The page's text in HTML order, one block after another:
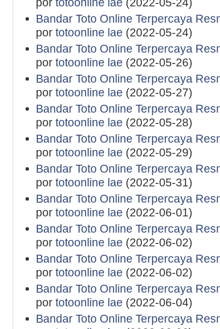
Bandar Toto Online Terpercaya
por totoonline lae (2022-05-24)
Bandar Toto Online Terpercaya
por totoonline lae (2022-05-26)
Bandar Toto Online Terpercaya
por totoonline lae (2022-05-27)
Bandar Toto Online Terpercaya
por totoonline lae (2022-05-28)
Bandar Toto Online Terpercaya
por totoonline lae (2022-05-29)
Bandar Toto Online Terpercaya
por totoonline lae (2022-05-31)
Bandar Toto Online Terpercaya
por totoonline lae (2022-06-01)
Bandar Toto Online Terpercaya
por totoonline lae (2022-06-02)
Bandar Toto Online Terpercaya
por totoonline lae (2022-06-02)
Bandar Toto Online Terpercaya
por totoonline lae (2022-06-04)
Bandar Toto Online Terpercaya